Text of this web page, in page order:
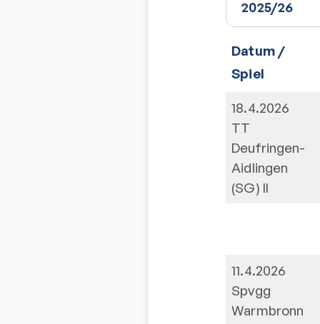
Datum /
Spiel
18.4.2026
TT
Deufringen-
Aidlingen
(SG) II
11.4.2026
Spvgg
Warmbronn